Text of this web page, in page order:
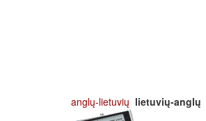
anglų-lietuvių lietuvių-anglų